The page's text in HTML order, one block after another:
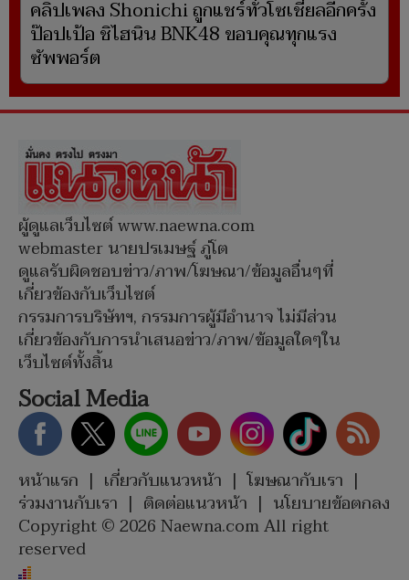
คลิปเพลง Shonichi ถูกแชร์ทั่วโซเชี่ยลอีกครั้ง
ป๊อปเป้อ ชิไฮนิน BNK48 ขอบคุณทุกแรง
ซัพพอร์ต
ผู้ดูแลเว็บไซต์ www.naewna.com
webmaster นายปรเมษฐ์ ภู่โต
ดูแลรับผิดชอบข่าว/ภาพ/โฆษณา/ข้อมูลอื่นๆที่
เกี่ยวข้องกับเว็บไซต์
กรรมการบริษัทฯ, กรรมการผู้มีอำนาจ ไม่มีส่วน
เกี่ยวข้องกับการนำเสนอข่าว/ภาพ/ข้อมูลใดๆใน
เว็บไซต์ทั้งสิ้น
Social Media
หน้าแรก | เกี่ยวกับแนวหน้า | โฆษณากับเรา |
ร่วมงานกับเรา | ติดต่อแนวหน้า | นโยบายข้อตกลง
Copyright © 2026 Naewna.com All right
reserved